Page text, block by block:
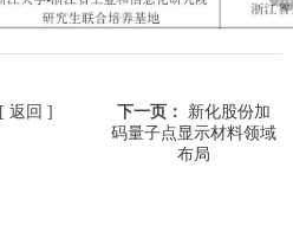
[ 返回 ] 下一页： 新化股份加
码量子点显示材料领域
布局